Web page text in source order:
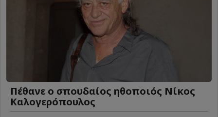
Πέθανε ο σπουδαίος ηθοποιός Νίκος
Καλογερόπουλος